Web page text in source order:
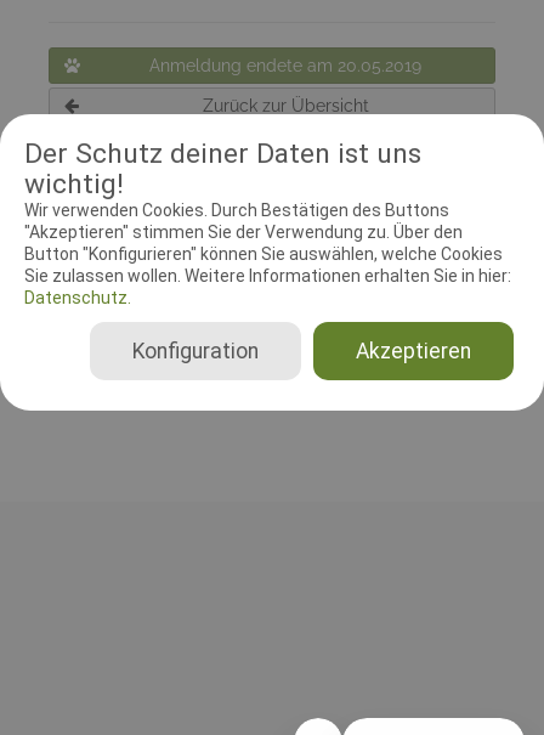
Der Schutz deiner Daten ist uns
wichtig!
Wir verwenden Cookies. Durch Bestätigen des Buttons
"Akzeptieren" stimmen Sie der Verwendung zu. Über den
Button "Konfigurieren" können Sie auswählen, welche Cookies
Sie zulassen wollen. Weitere Informationen erhalten Sie in hier:
Datenschutz.
Akzeptieren
Konfiguration
Anmeldung endete am 20.05.2019
Zurück zur Übersicht
RICHTER UND HELFER
Leistungsrichter
Monika Brzoska